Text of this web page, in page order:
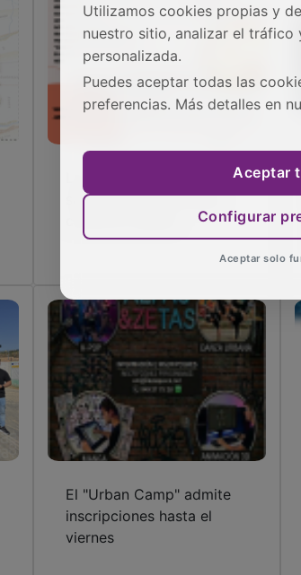
sábado las V Jornadas
El "Urban Camp" admite
inscripciones hasta el
viernes
Utilizamos cookies propias y
nuestro sitio, analizar el tráfico
personalizada.
Puedes aceptar todas las
preferencias. Más detalles en
Aceptar
Configurar
Aceptar solo